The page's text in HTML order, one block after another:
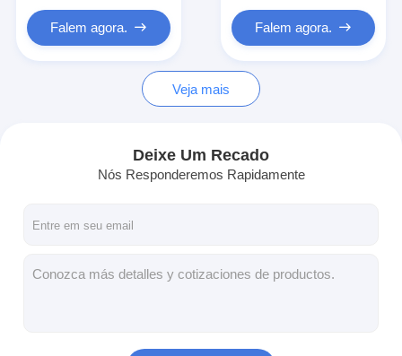
Todos os casos
Máquina de soldadura portátil do ponto
Máquina de soldar em ponto estacionária
Falem agora. Falem agora.
Veja mais
Deixe Um Recado
Nós Responderemos Rapidamente